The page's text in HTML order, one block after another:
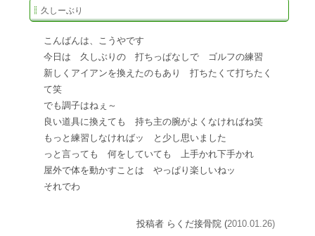
久しーぶり
こんばんは、こうやです
今日は 久しぶりの 打ちっぱなしで ゴルフの練習
新しくアイアンを換えたのもあり 打ちたくて打ちたく
て笑
でも調子はねぇ～
良い道具に換えても 持ち主の腕がよくなければね笑
もっと練習しなければッ と少し思いました
っと言っても 何をしていても 上手かれ下手かれ
屋外で体を動かすことは やっぱり楽しいねッ
それでわ
投稿者 らくだ接骨院 (2010.01.26)